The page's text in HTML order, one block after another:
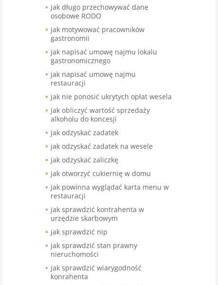
jak długo przechowywać dane
osobowe RODO
jak motywować pracowników
gastronomii
jak napisać umowę najmu lokalu
gastronomicznego
jak napisać umowę najmu
restauracji
jak nie ponosić ukrytych opłat wesela
jak obliczyć wartość sprzedaży
alkoholu do koncesji
jak odzyskać zadatek
jak odzyskać zadatek na wesele
jak odzyskać zaliczkę
jak otworzyć cukiernię w domu
jak powinna wyglądać karta menu w
restauracji
jak sprawdzić kontrahenta w
urzędzie skarbowym
jak sprawdzić nip
jak sprawdzić stan prawny
nieruchomości
jak sprawdzić wiarygodność
konrahenta